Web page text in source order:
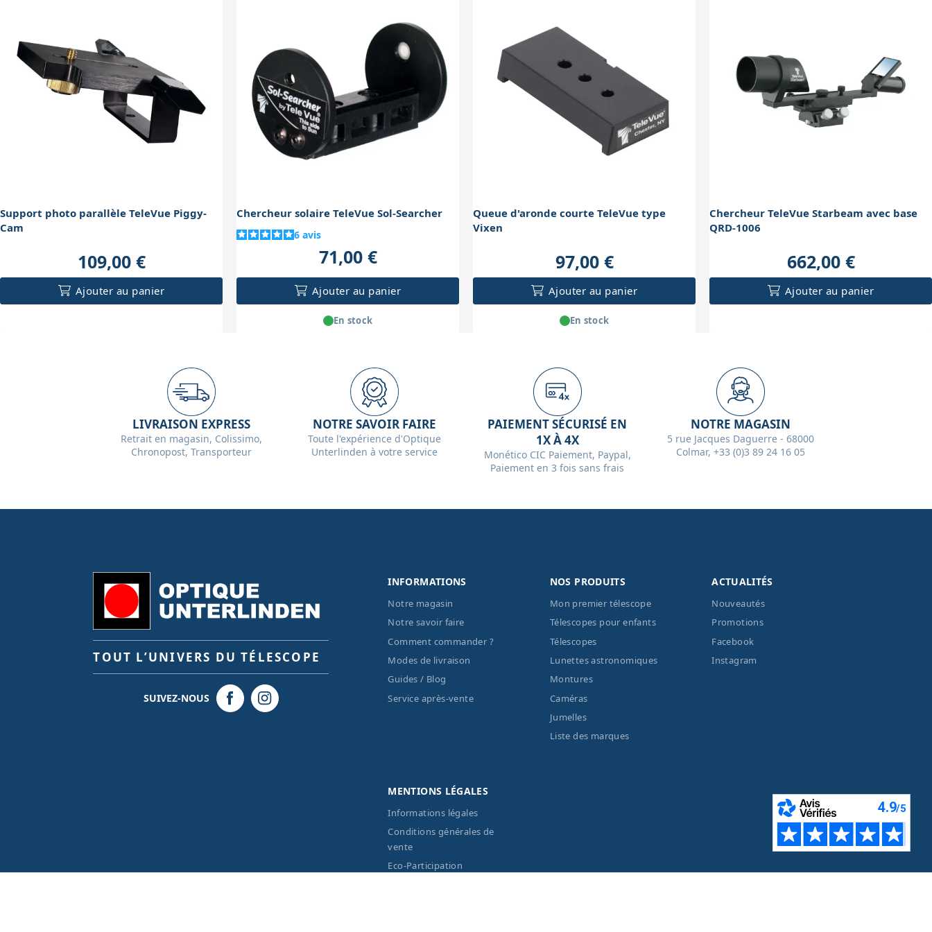
Support photo parallèle TeleVue Piggy-
Cam
109,00 €
Ajouter au panier
Chercheur solaire TeleVue Sol-Searcher
6 avis
71,00 €
Ajouter au panier
En stock
Queue d'aronde courte TeleVue type
Vixen
97,00 €
Ajouter au panier
En stock
Chercheur TeleVue Starbeam avec base
QRD-1006
662,00 €
Ajouter au panier
LIVRAISON EXPRESS
Retrait en magasin, Colissimo,
Chronopost, Transporteur
NOTRE SAVOIR FAIRE
Toute l'expérience d'Optique
Unterlinden à votre service
PAIEMENT SÉCURISÉ EN
1X À 4X
Monético CIC Paiement, Paypal,
Paiement en 3 fois sans frais
NOTRE MAGASIN
5 rue Jacques Daguerre - 68000
Colmar, +33 (0)3 89 24 16 05
TOUT L’UNIVERS DU TÉLESCOPE
SUIVEZ-NOUS
INFORMATIONS
Notre magasin
Notre savoir faire
Comment commander ?
Modes de livraison
Guides / Blog
Service après-vente
NOS PRODUITS
Mon premier télescope
Télescopes pour enfants
Télescopes
Lunettes astronomiques
Montures
Caméras
Jumelles
Liste des marques
ACTUALITÉS
Nouveautés
Promotions
Facebook
Instagram
MENTIONS LÉGALES
Informations légales
Conditions générales de
vente
Eco-Participation